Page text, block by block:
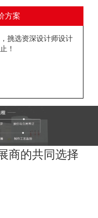
方案
挑选资深设计师设计
！
商的共同选择